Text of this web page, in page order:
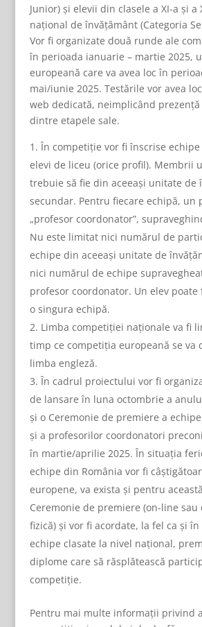
Junior) și elevii din clasele a XI-a și
național de învățământ (Categoria
Vor fi organizate două runde ale
în perioada ianuarie – martie 2025,
europeană care va avea loc în
mai/iunie 2025. Testările vor avea
web dedicată, neimplicând
dintre etapele sale.
În competiție vor fi înscrise
elevi de liceu (orice profil). Membrii
trebuie să fie din aceeași unitate de
secundar. Pentru fiecare echipă, un
„profesor coordonator”,
Nu este limitat nici numărul de
echipe din aceeași unitate de
nici numărul de echipe
profesor coordonator. Un elev
o singura echipă.
Limba competiției naționale va fi
timp ce competiția europeană se va
limba engleză.
În cadrul proiectului vor fi
de lansare în luna octombrie a
și o Ceremonie de premiere a
și a profesorilor coordonatori
în martie/aprilie 2025. În situația
echipe din România vor fi
europene, va exista și pentru
Ceremonie de premiere (on-line sau
fizică) și vor fi acordate, la fel ca și
echipe clasate la nivel național,
diplome care să răsplătească
competiție.
Pentru mai multe informații privind